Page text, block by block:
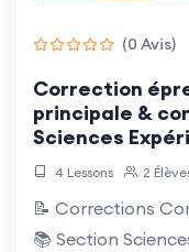
(0 Avis)
Correction
principale &
Sciences
4 Lessons 2
📝 Corrections
📚 Section